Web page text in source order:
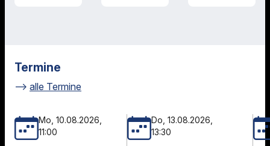
Termine
alle Termine
Mo, 10.08.2026,
11:00
Do, 13.08.2026,
13:30